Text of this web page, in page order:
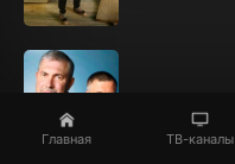
Главная ТВ-каналы
Детективы